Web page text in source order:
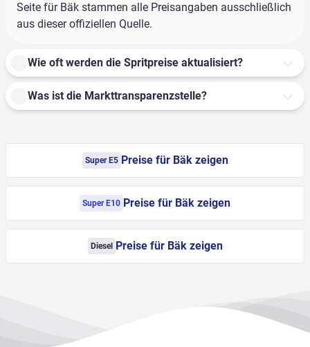
Seite für Bäk stammen alle Preisangaben ausschließlich
aus dieser offiziellen Quelle.
Wie oft werden die Spritpreise aktualisiert?
Was ist die Markttransparenzstelle?
Super E5 Preise für Bäk zeigen
Super E10 Preise für Bäk zeigen
Diesel Preise für Bäk zeigen